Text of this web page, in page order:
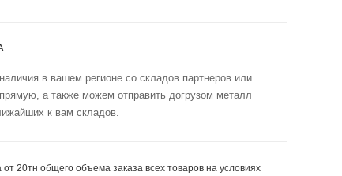
в вашем регионе со складов партнеров или
а также можем отправить догрузом металл
к вам складов.
20тн общего объема заказа всех товаров на условиях